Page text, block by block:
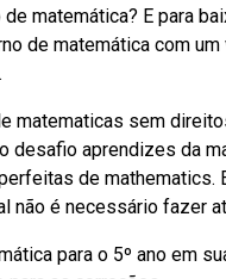
matemática? E para
de matemática com
matematicas sem
aprendizes da
de
não é necessário fazer
para o 5º ano em